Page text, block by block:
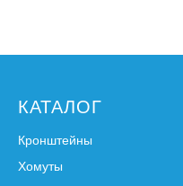
КАТАЛОГ
Кронштейны
Хомуты